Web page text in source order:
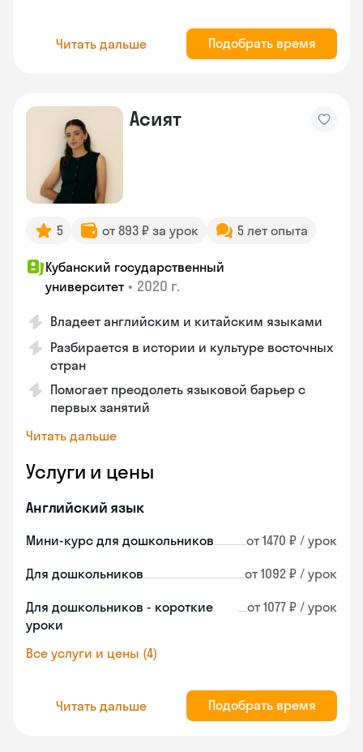
Читать дальше Подобрать время
Асият
5 от 893 ₽ за урок 5 лет опыта
Кубанский государственный
университет • 2020 г.
Владеет английским и китайским языками
Разбирается в истории и культуре восточных
стран
Помогает преодолеть языковой барьер с
первых занятий
Читать дальше
Услуги и цены
Английский язык
Мини-курс для дошкольников от 1470 ₽ / урок
Для дошкольников от 1092 ₽ / урок
Для дошкольников - короткие
уроки
от 1077 ₽ / урок
Все услуги и цены (4)
Читать дальше Подобрать время